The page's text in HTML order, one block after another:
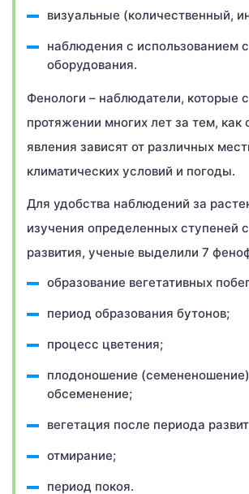
визуальные (количественный,
наблюдения с использованием
оборудования.
Фенологи – наблюдатели, которые
протяжении многих лет за тем, как
явления зависят от различных
климатических условий и погоды.
Для удобства наблюдений за
изучения определенных ступеней
развития, ученые выделили 7
образование вегетативных
период образования бутонов;
процесс цветения;
плодоношение
обсеменение;
вегетация после периода
отмирание;
период покоя.